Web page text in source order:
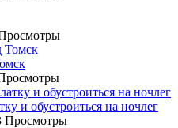
и обустроиться на ночлег
Просмотры